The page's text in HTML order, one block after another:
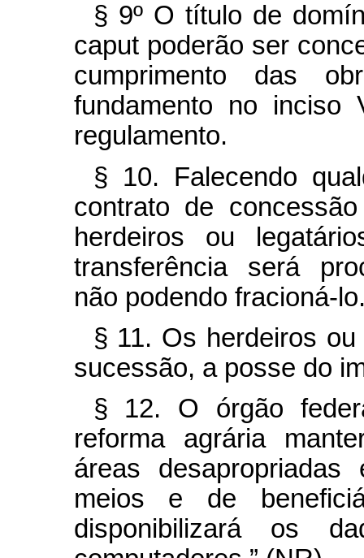
§ 9º O título de
caput poderão ser
cumprimento das
fundamento no
regulamento.
§ 10. Falecendo
contrato de
herdeiros ou
transferência será
não podendo fracioná-
§ 11. Os herdeiros
sucessão, a posse do
§ 12. O órgão
reforma agrária
áreas
meios e de
disponibilizará os